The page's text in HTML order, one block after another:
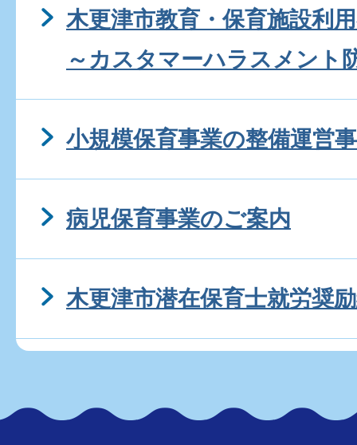
木更津市教育・保育施設利
～カスタマーハラスメント
小規模保育事業の整備運営
病児保育事業のご案内
木更津市潜在保育士就労奨